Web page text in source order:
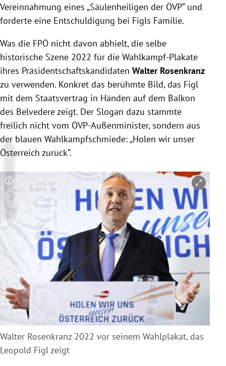
Vereinnahmung eines „Säulenheiligen der ÖVP“ und
forderte eine Entschuldigung bei Figls Familie.
Was die FPÖ nicht davon abhielt, die selbe
historische Szene 2022 für die Wahlkampf-Plakate
ihres Präsidentschaftskandidaten Walter Rosenkranz
zu verwenden. Konkret das berühmte Bild, das Figl
mit dem Staatsvertrag in Händen auf dem Balkon
des Belvedere zeigt. Der Slogan dazu stammte
freilich nicht vom ÖVP-Außenminister, sondern aus
der blauen Wahlkampfschmiede: „Holen wir unser
Österreich zurück“.
Copyright-Hinweis öffnen/schließen
Walter Rosenkranz 2022 vor seinem Wahlplakat, das
Leopold Figl zeigt